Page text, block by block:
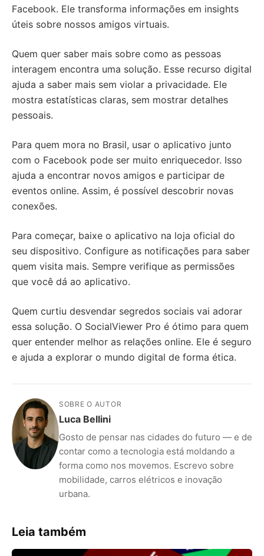
Facebook. Ele transforma informações em insights
úteis sobre nossos amigos virtuais.
Quem quer saber mais sobre como as pessoas
interagem encontra uma solução. Esse recurso digital
ajuda a saber mais sem violar a privacidade. Ele
mostra estatísticas claras, sem mostrar detalhes
pessoais.
Para quem mora no Brasil, usar o aplicativo junto
com o Facebook pode ser muito enriquecedor. Isso
ajuda a encontrar novos amigos e participar de
eventos online. Assim, é possível descobrir novas
conexões.
Para começar, baixe o aplicativo na loja oficial do
seu dispositivo. Configure as notificações para saber
quem visita mais. Sempre verifique as permissões
que você dá ao aplicativo.
Quem curtiu desvendar segredos sociais vai adorar
essa solução. O SocialViewer Pro é ótimo para quem
quer entender melhor as relações online. Ele é seguro
e ajuda a explorar o mundo digital de forma ética.
SOBRE O AUTOR
Luca Bellini
Gosto de pensar nas cidades do futuro — e de
contar como a tecnologia está moldando a
forma como nos movemos. Escrevo sobre
mobilidade, carros elétricos e inovação
urbana.
Leia também